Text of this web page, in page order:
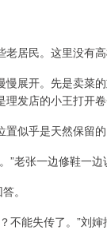
居民。这里没有
展开。先是卖菜
发店的小王打开
似乎是天然保留的
”老张一边修鞋一边
。
不能失传了。”刘婶